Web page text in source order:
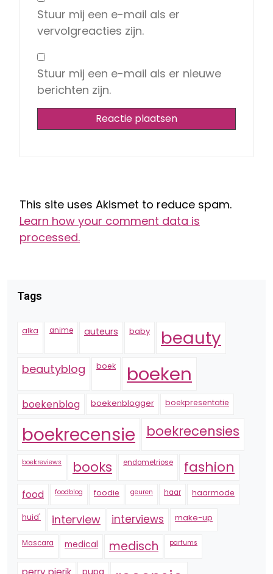
Stuur mij een e-mail als er
vervolgreacties zijn.
Stuur mij een e-mail als er nieuwe
berichten zijn.
This site uses Akismet to reduce spam.
Learn how your comment data is
processed.
Tags
alka anime auteurs baby beauty
beautyblog boek boeken
boekenblog boekenblogger boekpresentatie
boekrecensie boekrecensies
boekreviews books endometriose fashion
food foodblog foodie geuren haar haarmode
huid' interview interviews make-up
Mascara medical medisch parfums
pupa